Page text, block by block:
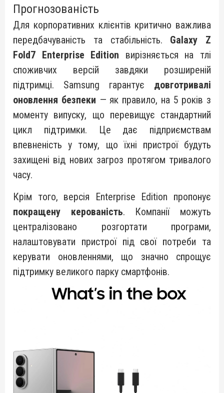
Прогнозованість
Для корпоративних клієнтів критично важлива
передбачуваність та стабільність. Galaxy Z
Fold7 Enterprise Edition вирізняється на тлі
споживчих версій завдяки розширеній
підтримці. Samsung гарантує довготривалі
оновлення безпеки — як правило, на 5 років з
моменту випуску, що перевищує стандартний
цикл підтримки. Це дає підприємствам
впевненість у тому, що їхні пристрої будуть
захищені від нових загроз протягом тривалого
часу.
Крім того, версія Enterprise Edition пропонує
покращену керованість. Компанії можуть
централізовано розгортати програми,
налаштовувати пристрої під свої потреби та
керувати оновленнями, що значно спрощує
підтримку великого парку смартфонів.